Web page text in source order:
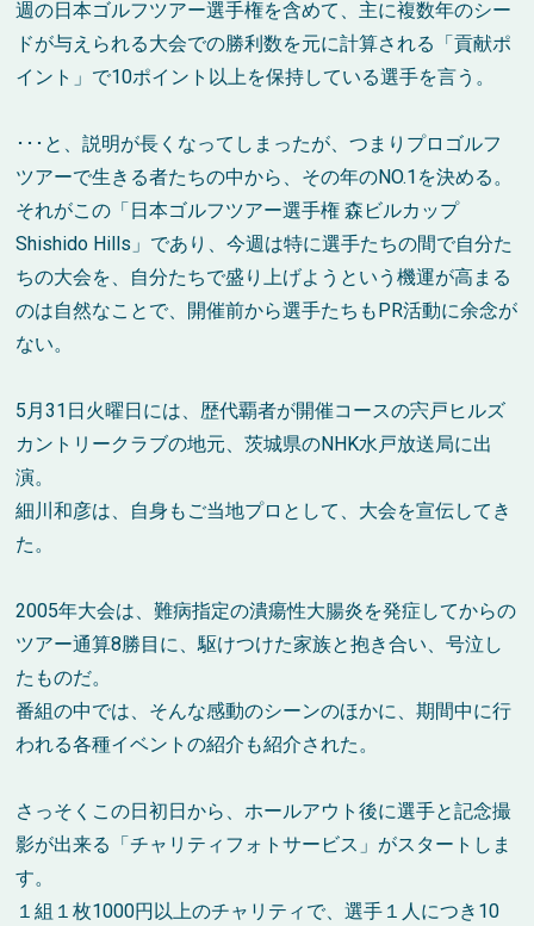
週の日本ゴルフツアー選手権を含めて、主に複数年のシー
ドが与えられる大会での勝利数を元に計算される「貢献ポ
イント」で10ポイント以上を保持している選手を言う。
･･･と、説明が長くなってしまったが、つまりプロゴルフ
ツアーで生きる者たちの中から、その年のNO.1を決める。
それがこの「日本ゴルフツアー選手権 森ビルカップ
Shishido Hills」であり、今週は特に選手たちの間で自分た
ちの大会を、自分たちで盛り上げようという機運が高まる
のは自然なことで、開催前から選手たちもPR活動に余念が
ない。
5月31日火曜日には、歴代覇者が開催コースの宍戸ヒルズ
カントリークラブの地元、茨城県のNHK水戸放送局に出
演。
細川和彦は、自身もご当地プロとして、大会を宣伝してき
た。
2005年大会は、難病指定の潰瘍性大腸炎を発症してからの
ツアー通算8勝目に、駆けつけた家族と抱き合い、号泣し
たものだ。
番組の中では、そんな感動のシーンのほかに、期間中に行
われる各種イベントの紹介も紹介された。
さっそくこの日初日から、ホールアウト後に選手と記念撮
影が出来る「チャリティフォトサービス」がスタートしま
す。
１組１枚1000円以上のチャリティで、選手１人につき10